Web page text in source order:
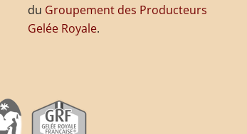
du Groupement des Producteurs
Gelée Royale.